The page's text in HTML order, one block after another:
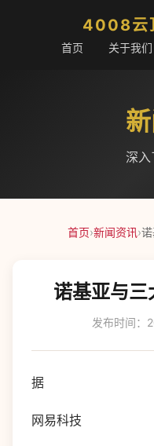
4008云
首页 关于我们
深入
首页›新闻资讯›
诺基亚与
发布时间
据
网易科技